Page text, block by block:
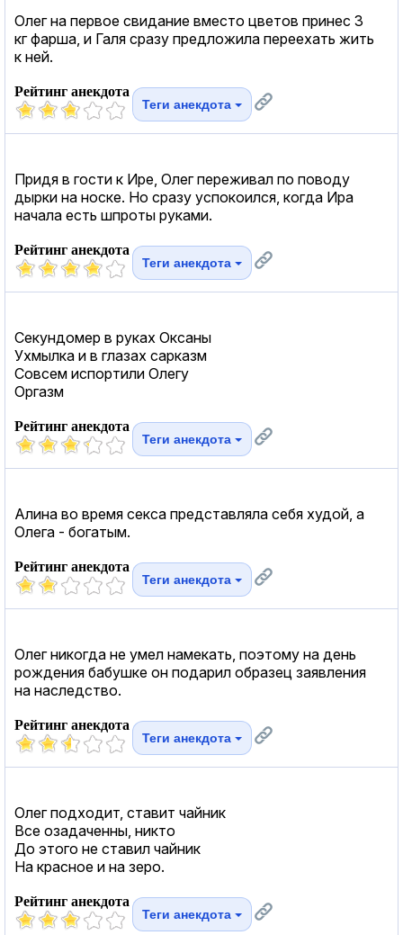
Олег на первое свидание вместо цветов принес 3
кг фарша, и Галя сразу предложила переехать жить
к ней.
Рейтинг анекдота
Теги анекдота
Придя в гости к Ире, Олег переживал по поводу
дырки на носке. Но сразу успокоился, когда Ира
начала есть шпроты руками.
Рейтинг анекдота
Теги анекдота
Секундомер в руках Оксаны
Ухмылка и в глазах сарказм
Совсем испортили Олегу
Оргазм
Рейтинг анекдота
Теги анекдота
Алина во время секса представляла себя худой, а
Олега - богатым.
Рейтинг анекдота
Теги анекдота
Олег никогда не умел намекать, поэтому на день
рождения бабушке он подарил образец заявления
на наследство.
Рейтинг анекдота
Теги анекдота
Олег подходит, ставит чайник
Все озадаченны, никто
До этого не ставил чайник
На красное и на зеро.
Рейтинг анекдота
Теги анекдота